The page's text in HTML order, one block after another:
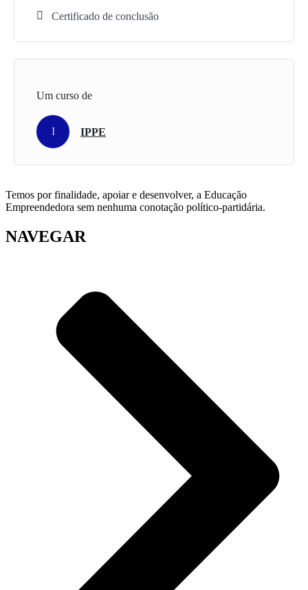
Certificado de conclusão
Um curso de
I IPPE
Temos por finalidade, apoiar e desenvolver, a Educação
Empreendedora sem nenhuma conotação político-partidária.
NAVEGAR